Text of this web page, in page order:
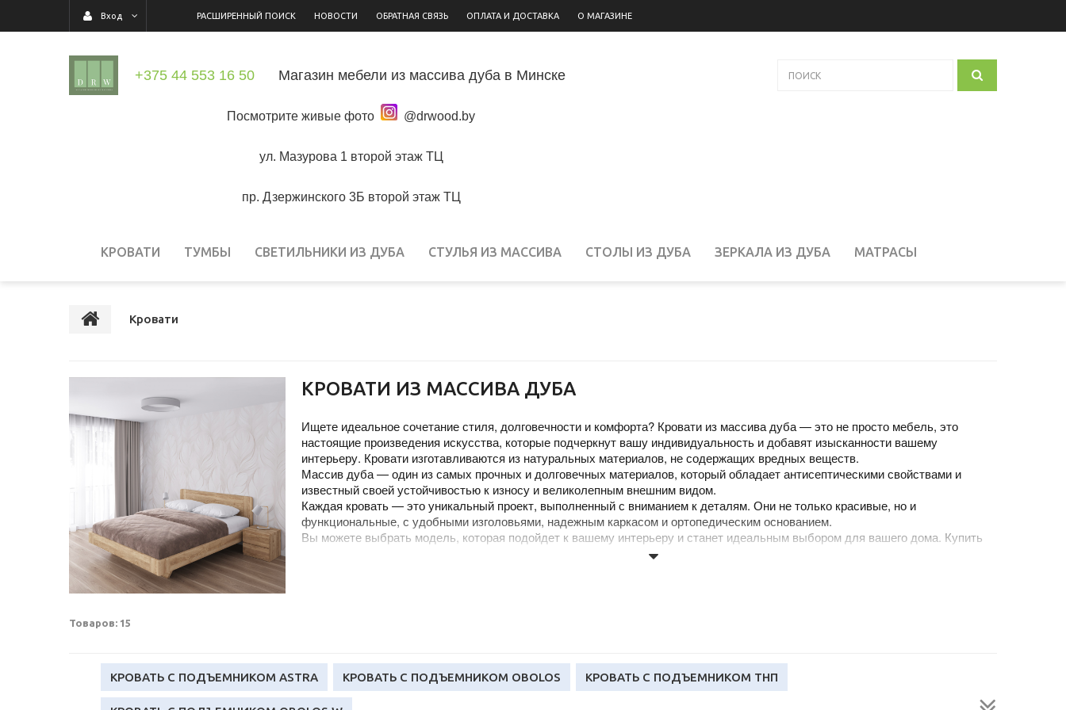
Вход РАСШИРЕННЫЙ ПОИСК НОВОСТИ ОБРАТНАЯ СВЯЗЬ ОПЛАТА И ДОСТАВКА О МАГАЗИНЕ
+375 44 553 16 50 Магазин мебели из массива дуба в Минске
Посмотрите живые фото @drwood.by
ул. Мазурова 1 второй этаж ТЦ
пр. Дзержинского 3Б второй этаж ТЦ
КРОВАТИ ТУМБЫ СВЕТИЛЬНИКИ ИЗ ДУБА СТУЛЬЯ ИЗ МАССИВА СТОЛЫ ИЗ ДУБА ЗЕРКАЛА ИЗ ДУБА МАТРАСЫ
Кровати
КРОВАТИ ИЗ МАССИВА ДУБА
Ищете идеальное сочетание стиля, долговечности и комфорта? Кровати из массива дуба — это не просто мебель, это
настоящие произведения искусства, которые подчеркнут вашу индивидуальность и добавят изысканности вашему
интерьеру. Кровати изготавливаются из натуральных материалов, не содержащих вредных веществ.
Массив дуба — один из самых прочных и долговечных материалов, который обладает антисептическими свойствами и
известный своей устойчивостью к износу и великолепным внешним видом.
Каждая кровать — это уникальный проект, выполненный с вниманием к деталям. Они не только красивые, но и
функциональные, с удобными изголовьями, надежным каркасом и ортопедическим основанием.
Вы можете выбрать модель, которая подойдет к вашему интерьеру и станет идеальным выбором для вашего дома. Купить
кровать из массива дуба в Минске в магазине DRW.BY с доставкой по Беларуси и России.
Товаров: 15
КРОВАТЬ С ПОДЪЕМНИКОМ ASTRA КРОВАТЬ С ПОДЪЕМНИКОМ OBOLOS КРОВАТЬ С ПОДЪЕМНИКОМ ТНП